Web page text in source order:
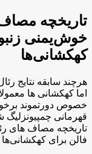
تاریخچه
خوش‌یمنی
کهکشانی‌ها
هرچند سابقه نتایج
اما کهکشانی ها
خصوص دورتموند
قهرمانی چمپیونزلیگ
تاریخچه مصاف های
فالن برای کهکشانی‌ها